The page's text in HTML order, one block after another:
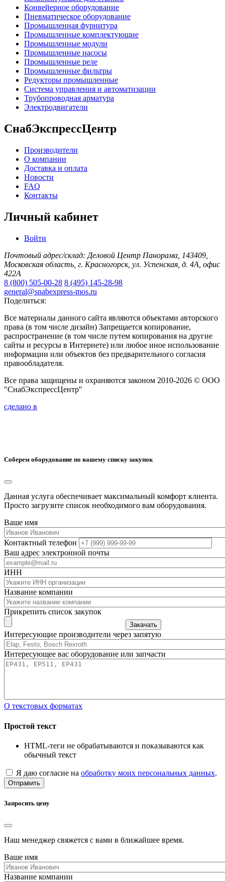
Конвейерное оборудование
Пневматическое оборудование
Промышленная фурнитура
Промышленные комплектующие
Промышленные модули
Промышленные насосы
Промышленные реле
Промышленные фильтры
Редукторы промышленные
Система управления и автоматизации
Трубопроводная арматура
Электродвигатели
СнабЭкспрессЦентр
Производители
О компании
Доставка и оплата
Новости
FAQ
Контакты
Личный кабинет
Войти
Почтовый адрес/склад: Деловой Центр Панорама, 143409,
Московская область, г. Красногорск, ул. Успенская, д. 4А, офис
422А
8 (800) 505-00-28 8 (495) 145-28-98
general@snabexpress-mos.ru
Поделиться:
Все материалы данного сайта являются объектами авторского
права (в том числе дизайн) Запрещается копирование,
распространение (в том числе путем копирования на другие
сайты и ресурсы в Интернете) или любое иное использование
информации или объектов без предварительного согласия
правообладателя.
Все права защищены и охраняются законом 2010-2026 © ООО
"СнабЭкспрессЦентр"
сделано в
Соберем оборудование по вашему списку закупок
Данная услуга обеспечивает максимальный комфорт клиента.
Просто загрузите список необходимого вам оборудования.
Ваше имя
Контактный телефон
Ваш адрес электронной почты
ИНН
Название компании
Прикрепить список закупок
Закачать
Интересующие производители через запятую
Интересующее вас оборудование или запчасти
О текстовых форматах
Простой текст
HTML-теги не обрабатываются и показываются как
обычный текст
Я даю согласие на обработку моих персональных данных.
Отправить
Запросить цену
Наш менеджер свяжется с вами в ближайшее время.
Ваше имя
Название компании